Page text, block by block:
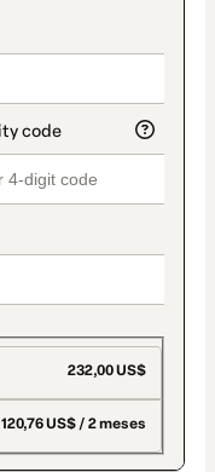
232,00 US$
120,76 US$ / 2 meses